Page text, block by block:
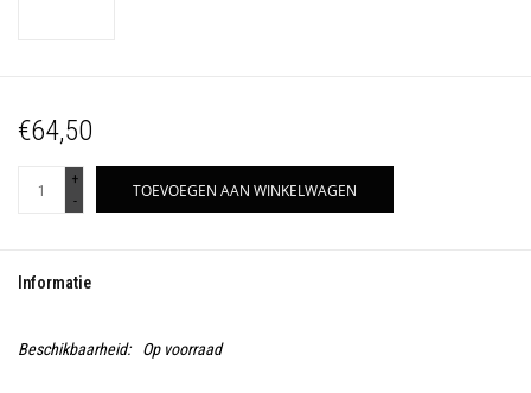
€64,50
+
-
TOEVOEGEN AAN WINKELWAGEN
Informatie
Beschikbaarheid: Op voorraad